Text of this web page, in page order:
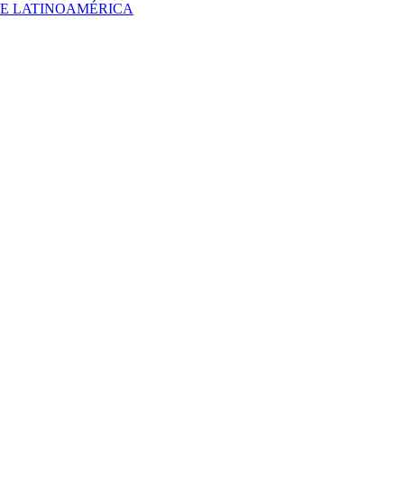
LATINOAMÉRICA